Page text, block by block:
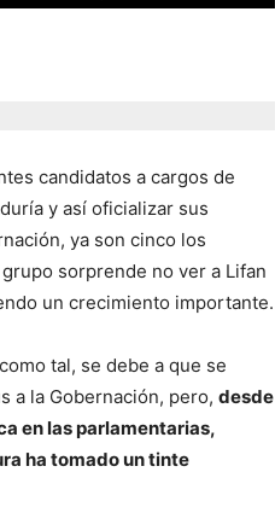
candidatos a cargos de
y así oficializar sus
ya son cinco los
sorprende no ver a Lifan
un crecimiento importante.
tal, se debe a que se
a la Gobernación, pero, desde
en las parlamentarias,
ha tomado un tinte